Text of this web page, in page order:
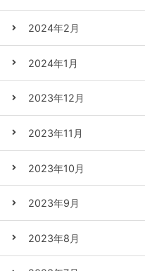
2024年2月
2024年1月
2023年12月
2023年11月
2023年10月
2023年9月
2023年8月